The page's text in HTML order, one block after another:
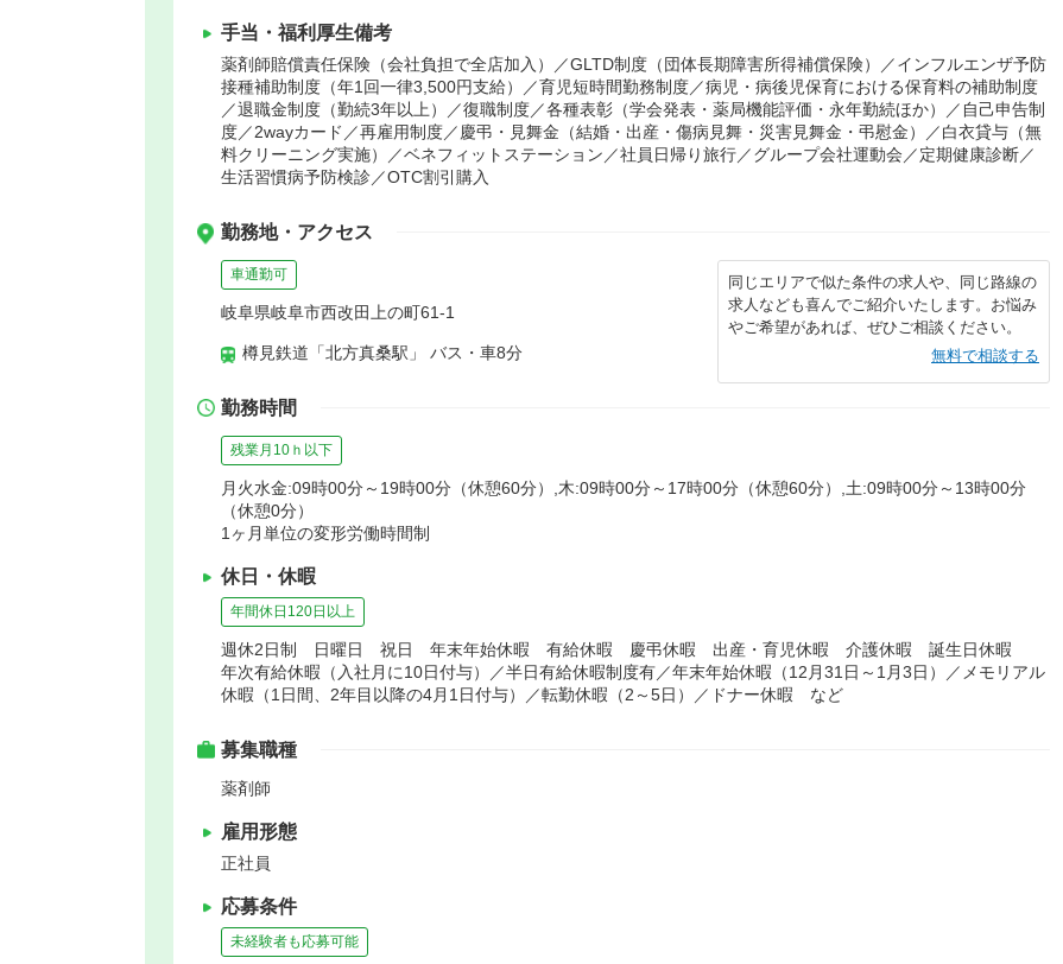
手当・福利厚生備考
薬剤師賠償責任保険（会社負担で全店加入）／GLTD制度（団体長期障害所得補償保険）／インフルエンザ予防
接種補助制度（年1回一律3,500円支給）／育児短時間勤務制度／病児・病後児保育における保育料の補助制度
／退職金制度（勤続3年以上）／復職制度／各種表彰（学会発表・薬局機能評価・永年勤続ほか）／自己申告制
度／2wayカード／再雇用制度／慶弔・見舞金（結婚・出産・傷病見舞・災害見舞金・弔慰金）／白衣貸与（無
料クリーニング実施）／ベネフィットステーション／社員日帰り旅行／グループ会社運動会／定期健康診断／
生活習慣病予防検診／OTC割引購入
勤務地・アクセス
車通勤可
岐阜県岐阜市西改田上の町61-1
樽見鉄道「北方真桑駅」 バス・車8分
同じエリアで似た条件の求人や、同じ路線の
求人なども喜んでご紹介いたします。お悩み
やご希望があれば、ぜひご相談ください。
無料で相談する
勤務時間
残業月10ｈ以下
月火水金:09時00分～19時00分（休憩60分）,木:09時00分～17時00分（休憩60分）,土:09時00分～13時00分
（休憩0分）
1ヶ月単位の変形労働時間制
休日・休暇
年間休日120日以上
週休2日制 日曜日 祝日 年末年始休暇 有給休暇 慶弔休暇 出産・育児休暇 介護休暇 誕生日休暇
年次有給休暇（入社月に10日付与）／半日有給休暇制度有／年末年始休暇（12月31日～1月3日）／メモリアル
休暇（1日間、2年目以降の4月1日付与）／転勤休暇（2～5日）／ドナー休暇 など
募集職種
薬剤師
雇用形態
正社員
応募条件
未経験者も応募可能